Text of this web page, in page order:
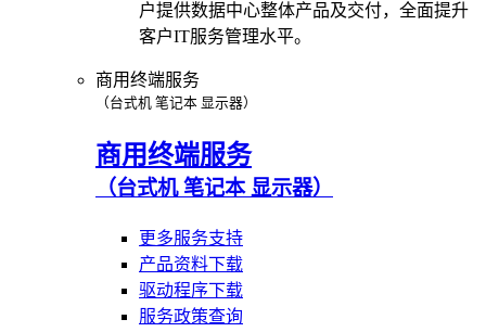
户提供数据中心整体产品及交付，全面提升
客户IT服务管理水平。
商用终端服务
（台式机 笔记本 显示器）
商用终端服务
（台式机 笔记本 显示器）
更多服务支持
产品资料下载
驱动程序下载
服务政策查询